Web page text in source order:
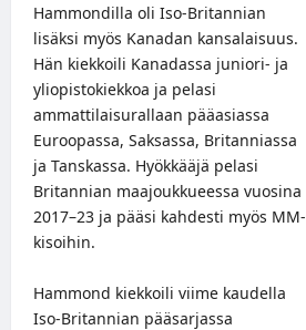
Hammondilla oli Iso-Britannian
lisäksi myös Kanadan kansalaisuus.
Hän kiekkoili Kanadassa juniori- ja
yliopistokiekkoa ja pelasi
ammattilaisurallaan pääasiassa
Euroopassa, Saksassa, Britanniassa
ja Tanskassa. Hyökkääjä pelasi
Britannian maajoukkueessa vuosina
2017–23 ja pääsi kahdesti myös MM-
kisoihin.
Hammond kiekkoili viime kaudella
Iso-Britannian pääsarjassa